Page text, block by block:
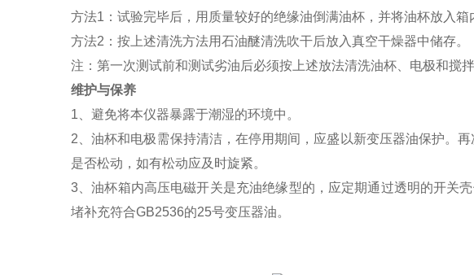
方法1：试验完毕后，用质量较好的绝缘油倒满油杯，并将油杯放入箱
方法2：按上述清洗方法用石油醚清洗吹干后放入真空干燥器中储存。
注：第一次测试前和测试劣油后必须按上述放法清洗油杯、电极和搅拌
维护与保养
1、避免将本仪器暴露于潮湿的环境中。
2、油杯和电极需保持清洁，在停用期间，应盛以新变压器油保护。
是否松动，如有松动应及时旋紧。
3、油杯箱内高压电磁开关是充油绝缘型的，应定期通过透明的开关
堵补充符合GB2536的25号变压器油。